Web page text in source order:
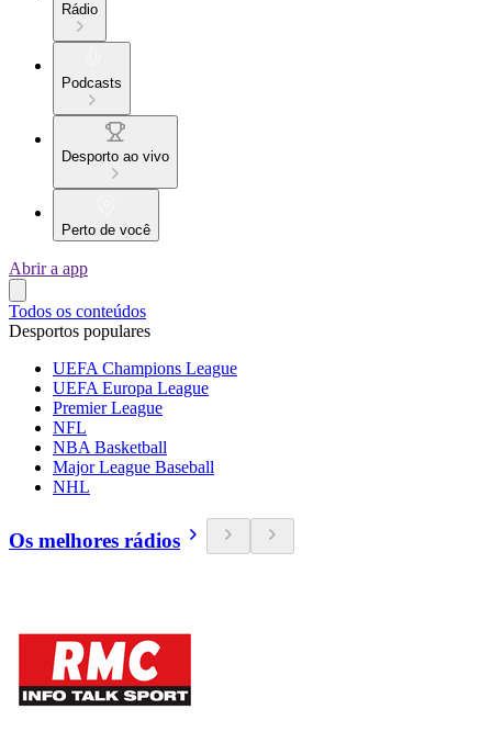
Rádio
Podcasts
Desporto ao vivo
Perto de você
Abrir a app
Todos os conteúdos
Desportos populares
UEFA Champions League
UEFA Europa League
Premier League
NFL
NBA Basketball
Major League Baseball
NHL
Os melhores rádios